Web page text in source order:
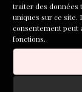
traiter des données
uniques sur ce site.
consentement peut
fonctions.